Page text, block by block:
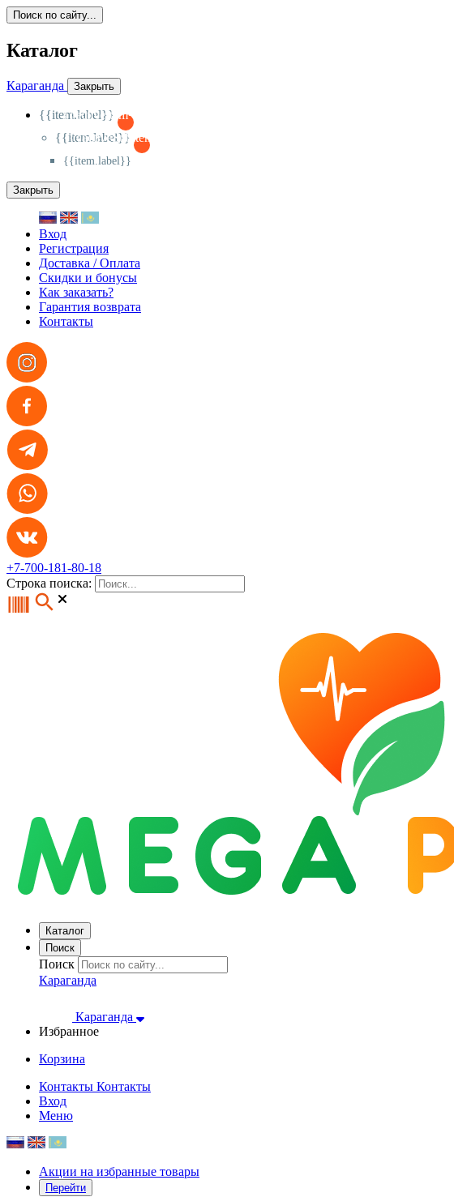
Поиск по сайту...
Каталог
Караганда Закрыть
{{item.label}}
{{activeItem==item.id?'-
{{item.label}}
{{activeSubitem==item.id?'-
{{item.label}}
Закрыть
Вход
Регистрация
Доставка / Оплата
Скидки и бонусы
Как заказать?
Гарантия возврата
Контакты
+7-700-181-80-18
Строка поиска:
Каталог
Поиск
Поиск
Караганда
Караганда
Избранное
Корзина
Контакты Контакты
Вход
Меню
Акции на избранные товары
Перейти